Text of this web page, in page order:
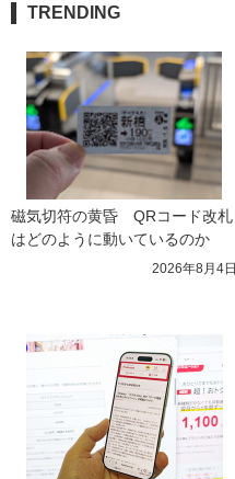
TRENDING
磁気切符の黄昏　QRコード改札
はどのように動いているのか
2026年8月4日